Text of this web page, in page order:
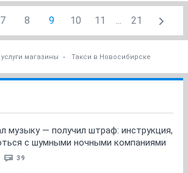
7 8 9 10 11 ... 21
магазины Такси в Новосибирске
музыку — получил штраф: инструкция,
с шумными ночными компаниями
39